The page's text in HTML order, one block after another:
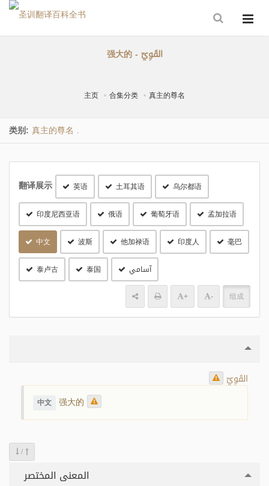
强大的 - القَوِيّ
主页 合集分类 真主的尊名
类别: 真主的尊名
翻译展示 英语 土耳其语 乌尔都语
印度尼西亚语 俄语 葡萄牙语 孟加拉语
中文 波斯 他加禄语 印度人 毫巴
泰卢古 泰国 آسامي
+ - 组成
القَوِيّ
中文 强大的
/
المعنى المختصر